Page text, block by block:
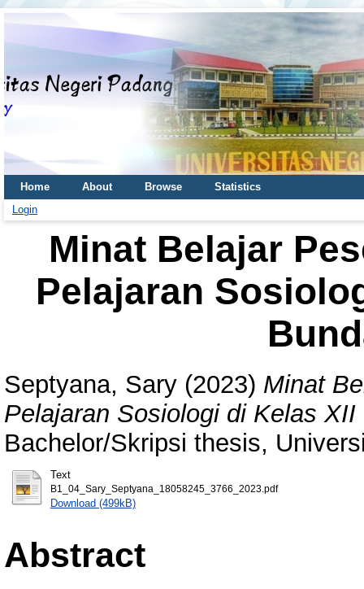
Home About Browse
Statistics
Login
Minat Belajar
Pelajaran
Septyana, Sary (2023) Minat
Pelajaran Sosiologi di Kelas
Bachelor/Skripsi thesis,
Text
B1_04_Sary_Septyana_18058245_3766_2023.pdf
Download (499kB)
Abstract